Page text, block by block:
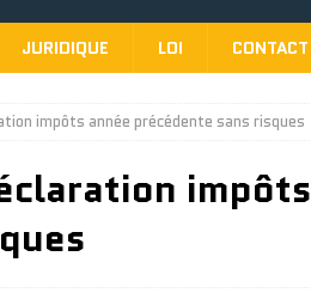
JURIDIQUE LOI CONTACT
impôts année précédente sans risques
impôts